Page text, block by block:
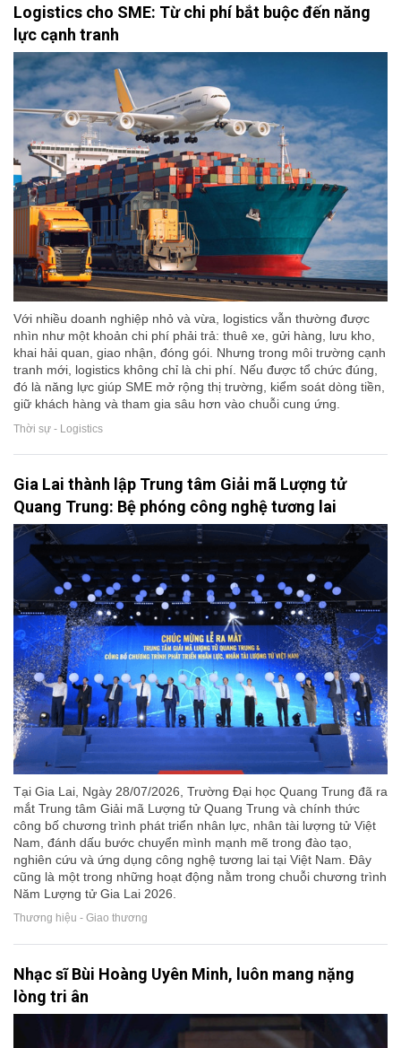
Logistics cho SME: Từ chi phí bắt buộc đến năng
lực cạnh tranh
Với nhiều doanh nghiệp nhỏ và vừa, logistics vẫn thường được
nhìn như một khoản chi phí phải trả: thuê xe, gửi hàng, lưu kho,
khai hải quan, giao nhận, đóng gói. Nhưng trong môi trường cạnh
tranh mới, logistics không chỉ là chi phí. Nếu được tổ chức đúng,
đó là năng lực giúp SME mở rộng thị trường, kiểm soát dòng tiền,
giữ khách hàng và tham gia sâu hơn vào chuỗi cung ứng.
Thời sự - Logistics
Gia Lai thành lập Trung tâm Giải mã Lượng tử
Quang Trung: Bệ phóng công nghệ tương lai
Tại Gia Lai, Ngày 28/07/2026, Trường Đại học Quang Trung đã ra
mắt Trung tâm Giải mã Lượng tử Quang Trung và chính thức
công bố chương trình phát triển nhân lực, nhân tài lượng tử Việt
Nam, đánh dấu bước chuyển mình mạnh mẽ trong đào tạo,
nghiên cứu và ứng dụng công nghệ tương lai tại Việt Nam. Đây
cũng là một trong những hoạt động nằm trong chuỗi chương trình
Năm Lượng tử Gia Lai 2026.
Thương hiệu - Giao thương
Nhạc sĩ Bùi Hoàng Uyên Minh, luôn mang nặng
lòng tri ân